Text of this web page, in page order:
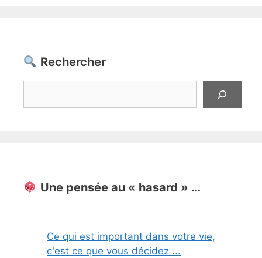
Rechercher
Une pensée au « hasard » …
Ce qui est important dans votre vie,
c'est ce que vous décidez ...